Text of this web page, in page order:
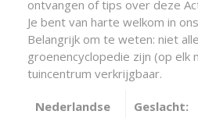
ontvangen of tips over deze
Je bent van harte welkom in
Belangrijk om te weten: niet
groenencyclopedie zijn (op elk
tuincentrum verkrijgbaar.
Nederlandse
Geslacht: